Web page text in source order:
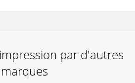
par d'autres
marques